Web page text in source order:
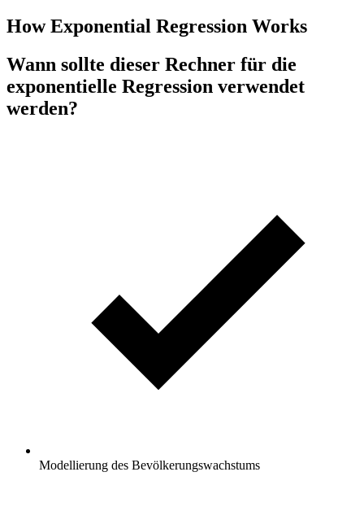
How Exponential Regression Works
Wann sollte dieser Rechner für die
exponentielle Regression verwendet
werden?
Modellierung des Bevölkerungswachstums